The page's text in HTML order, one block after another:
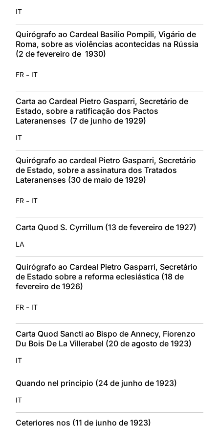
IT
Quirógrafo ao Cardeal Basilio Pompili, Vigário de
Roma, sobre as violências acontecidas na Rússia
(2 de fevereiro de 1930)
FR - IT
Carta ao Cardeal Pietro Gasparri, Secretário de
Estado, sobre a ratificação dos Pactos
Lateranenses (7 de junho de 1929)
IT
Quirógrafo ao cardeal Pietro Gasparri, Secretário
de Estado, sobre a assinatura dos Tratados
Lateranenses (30 de maio de 1929)
FR - IT
Carta Quod S. Cyrrillum (13 de fevereiro de 1927)
LA
Quirógrafo ao Cardeal Pietro Gasparri, Secretário
de Estado sobre a reforma eclesiástica (18 de
fevereiro de 1926)
FR - IT
Carta Quod Sancti ao Bispo de Annecy, Fiorenzo
Du Bois De La Villerabel (20 de agosto de 1923)
IT
Quando nel principio (24 de junho de 1923)
IT
Ceteriores nos (11 de junho de 1923)